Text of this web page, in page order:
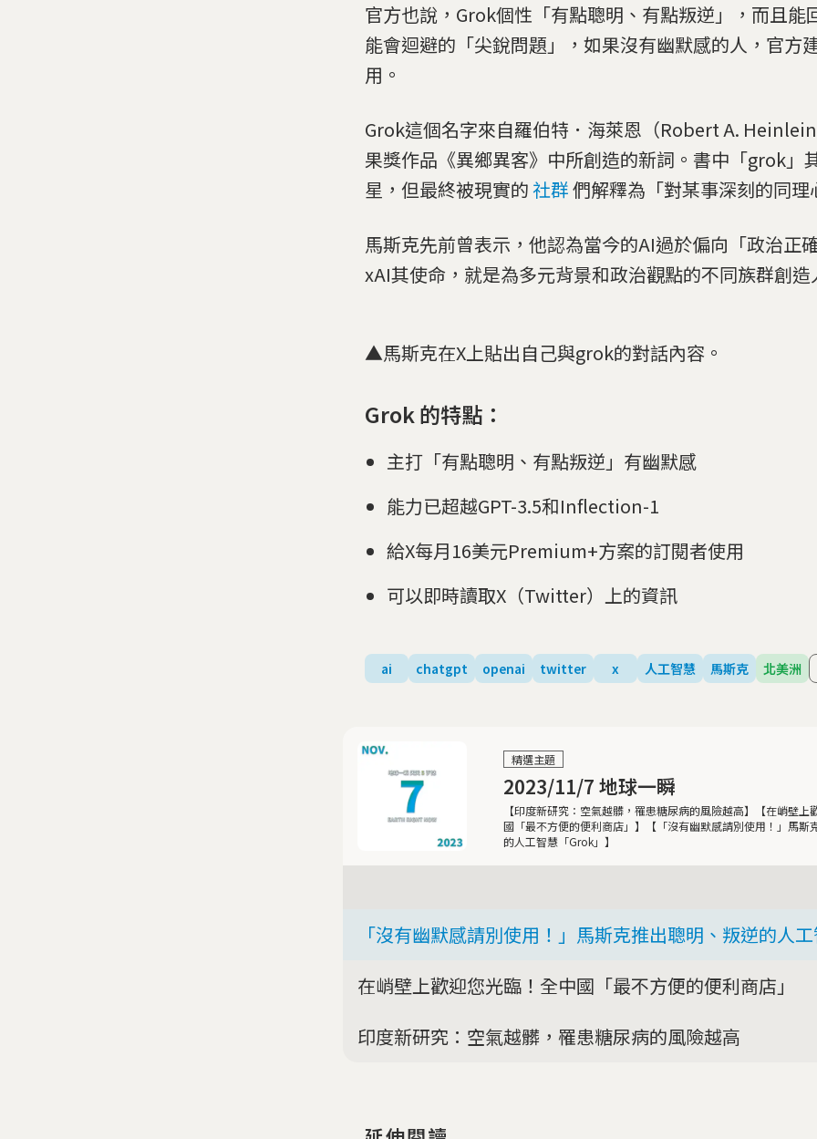
官方也說，Grok個性「有點聰明、有點叛逆」，而且能
能會迴避的「尖銳問題」，如果沒有幽默感的人，官方
用。
Grok這個名字來自羅伯特．海萊恩（Robert A.
果獎作品《異鄉異客》中所創造的新詞。書中「grok」
星，但最終被現實的社群們解釋為「對某事深刻的同理
馬斯克先前曾表示，他認為當今的AI過於偏向「政治正
xAI其使命，就是為多元背景和政治觀點的不同族群創
▲馬斯克在X上貼出自己與grok的對話內容。
Grok 的特點：
主打「有點聰明、有點叛逆」有幽默感
能力已超越GPT-3.5和Inflection-1
給X每月16美元Premium+方案的訂閱者使用
可以即時讀取X（Twitter）上的資訊
ai chatgpt openai twitter x 人工智慧 馬斯克 北美洲
精選主題
2023/11/7 地球一瞬
【印度新研究：空氣越髒，罹患糖尿病的風險越高】【在峭壁上
國「最不方便的便利商店」】【「沒有幽默感請別使用！」馬斯
的人工智慧「Grok」】
「沒有幽默感請別使用！」馬斯克推出聰明、叛逆的人
在峭壁上歡迎您光臨！全中國「最不方便的便利商店」
印度新研究：空氣越髒，罹患糖尿病的風險越高